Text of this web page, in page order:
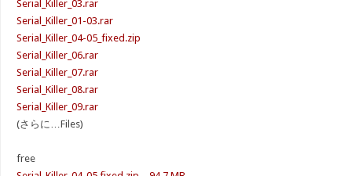
Serial_Killer_03.rar
Serial_Killer_01-03.rar
Serial_Killer_04-05_fixed.zip
Serial_Killer_06.rar
Serial_Killer_07.rar
Serial_Killer_08.rar
Serial_Killer_09.rar
(さらに…Files)
free